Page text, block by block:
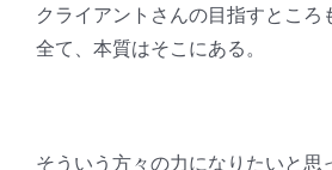
クライアントさんの目指すところ
全て、本質はそこにある。
そういう方々の力になりたいと思